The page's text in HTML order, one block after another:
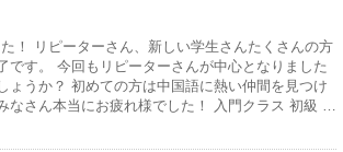
！ リピーターさん、新しい学生さんたくさんの方
です。 今回もリピーターさんが中心となりました
ょうか？ 初めての方は中国語に熱い仲間を見つけ
なさん本当にお疲れ様でした！ 入門クラス 初級 …